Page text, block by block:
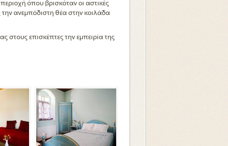
όπου βρισκόταν οι αστικές
ανεμπόδιστη θέα στην κοιλάδα
στους επισκέπτες την εμπειρία της